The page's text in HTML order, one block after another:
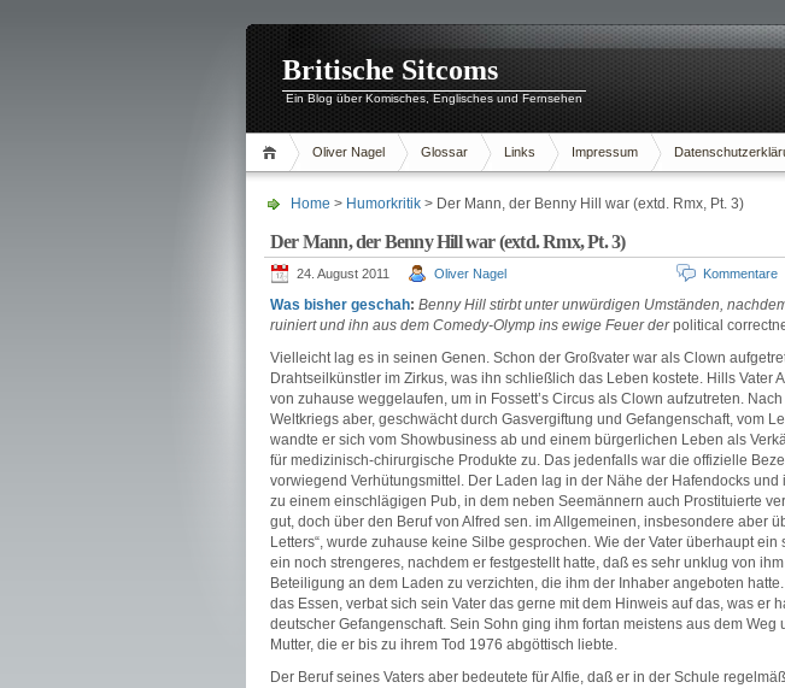
Britische Sitcoms
Ein Blog über Komisches, Englisches und Fernsehen
Oliver Nagel Glossar Links Impressum
Home > Humorkritik > Der Mann, der Benny Hill war (extd. Rmx, Pt. 3)
Der Mann, der Benny Hill war (extd. Rmx, Pt. 3)
24. August 2011 Oliver Nagel Kommentare
Was bisher geschah: Benny Hill stirbt unter unwürdigen Umständen,
ruiniert und ihn aus dem Comedy-Olymp ins ewige Feuer derpolitical
Vielleicht lag es in seinen Genen. Schon der Großvater war als Clown
Drahtseilkünstler im Zirkus, was ihn schließlich das Leben kostete. Hills Vater
von zuhause weggelaufen, um in Fossett’s Circus als Clown aufzutreten.
Weltkriegs aber, geschwächt durch Gasvergiftung und Gefangenschaft, vom
wandte er sich vom Showbusiness ab und einem bürgerlichen Leben als
für medizinisch-chirurgische Produkte zu. Das jedenfalls war die offizielle
vorwiegend Verhütungsmittel. Der Laden lag in der Nähe der Hafendocks
zu einem einschlägigen Pub, in dem neben Seemännern auch Prostituierte
gut, doch über den Beruf von Alfred sen. im Allgemeinen, insbesondere aber
Letters“, wurde zuhause keine Silbe gesprochen. Wie der Vater überhaupt ein
ein noch strengeres, nachdem er festgestellt hatte, daß es sehr unklug von
Beteiligung an dem Laden zu verzichten, die ihm der Inhaber angeboten
das Essen, verbat sich sein Vater das gerne mit dem Hinweis auf das, was er
deutscher Gefangenschaft. Sein Sohn ging ihm fortan meistens aus dem Weg
Mutter, die er bis zu ihrem Tod 1976 abgöttisch liebte.
Der Beruf seines Vaters aber bedeutete für Alfie, daß er in der Schule